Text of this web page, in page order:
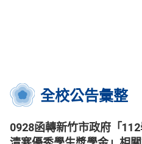
全校公告彙整
0928函轉新竹市政府「